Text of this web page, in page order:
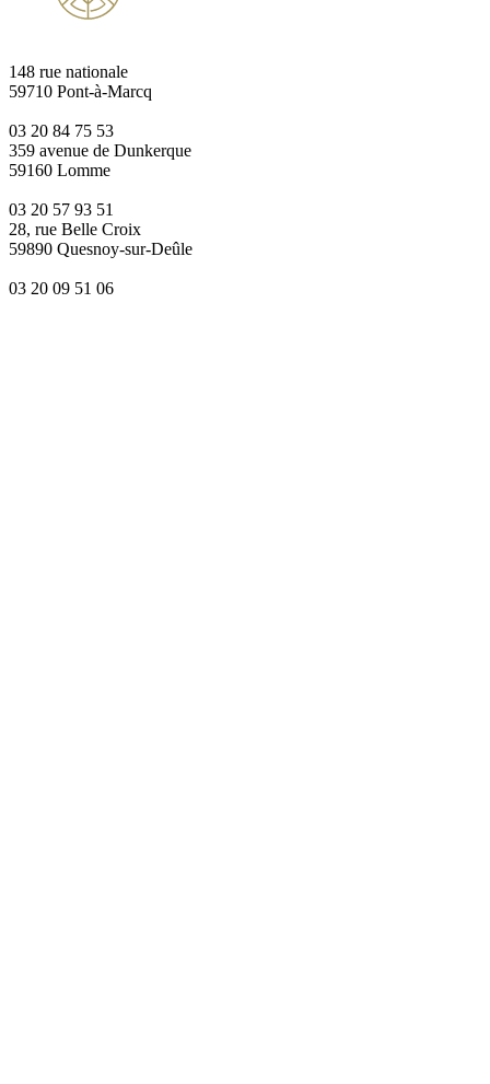
148 rue nationale
59710 Pont-à-Marcq
03 20 84 75 53
359 avenue de Dunkerque
59160 Lomme
03 20 57 93 51
28, rue Belle Croix
59890 Quesnoy-sur-Deûle
03 20 09 51 06